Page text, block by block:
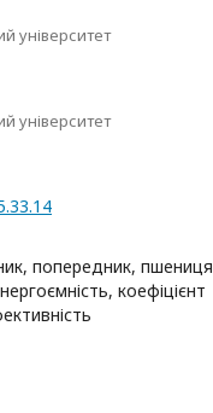
університет
університет
попередник, пшениця
коефіцієнт